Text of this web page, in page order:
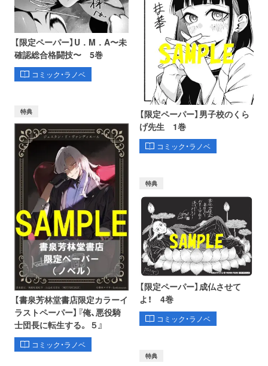
【限定ペーパー】U．M．A〜未
確認総合格闘技〜 5巻
コミック・ラノベ
【限定ペーパー】男子校のくら
げ先生 1巻
コミック・ラノベ
特典
【書泉芳林堂書店限定カラーイ
ラストペーパー】『俺、悪役騎
士団長に転生する。 ５』
コミック・ラノベ
特典
【限定ペーパー】成仏させて
よ！ 4巻
コミック・ラノベ
特典